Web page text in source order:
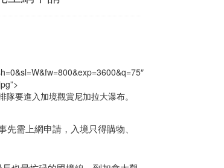
要進入加境觀賞尼加拉大瀑布。
需上網申請，入境只得購物、